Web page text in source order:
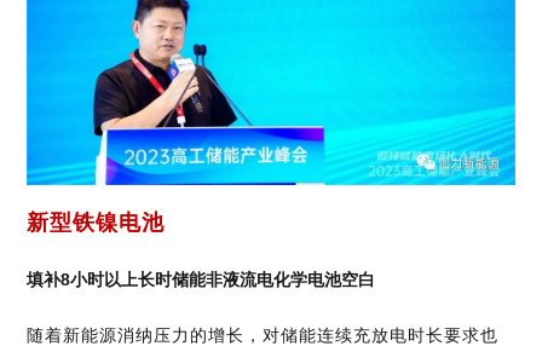
新型铁镍电池
填补8小时以上长时储能非液流电化学电池空白
随着新能源消纳压力的增长，对储能连续充放电时长要求也